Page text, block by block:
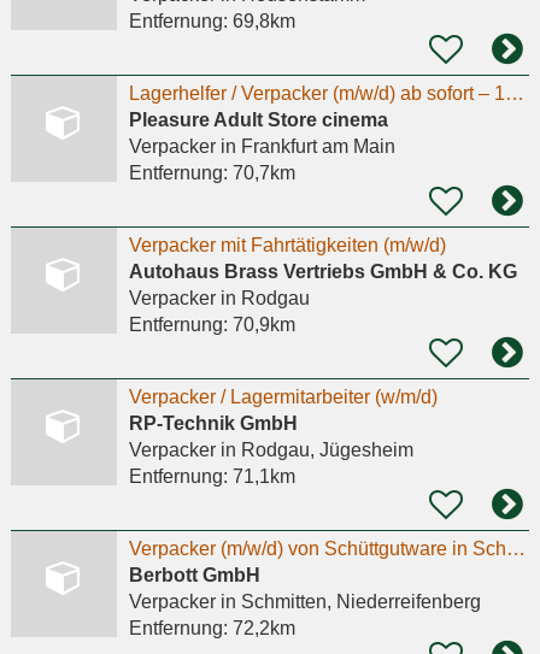
Entfernung: 69,8km
Lagerhelfer / Verpacker (m/w/d) ab sofort – 18,00 € / Std. + Bonus
Pleasure Adult Store cinema
Verpackerin Frankfurt am Main
Entfernung: 70,7km
Verpacker mit Fahrtätigkeiten (m/w/d)
Autohaus Brass Vertriebs GmbH & Co. KG
Verpackerin Rodgau
Entfernung: 70,9km
Verpacker / Lagermitarbeiter (w/m/d)
RP-Technik GmbH
Verpackerin Rodgau, Jügesheim
Entfernung: 71,1km
Verpacker (m/w/d) von Schüttgutware in Schmitten gesucht-Minijob
Berbott GmbH
Verpackerin Schmitten, Niederreifenberg
Entfernung: 72,2km